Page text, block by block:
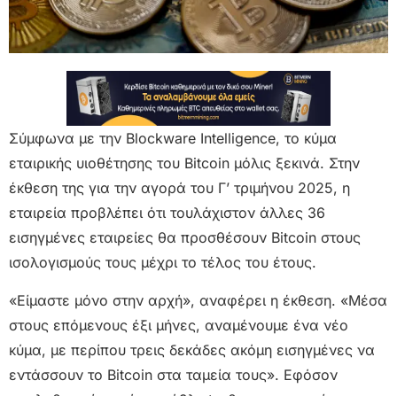
Σύμφωνα με την Blockware Intelligence, το κύμα
εταιρικής υιοθέτησης του Bitcoin μόλις ξεκινά. Στην
έκθεση της για την αγορά του Γ’ τριμήνου 2025, η
εταιρεία προβλέπει ότι τουλάχιστον άλλες 36
εισηγμένες εταιρείες θα προσθέσουν Bitcoin στους
ισολογισμούς τους μέχρι το τέλος του έτους.
«Είμαστε μόνο στην αρχή», αναφέρει η έκθεση. «Μέσα
στους επόμενους έξι μήνες, αναμένουμε ένα νέο
κύμα, με περίπου τρεις δεκάδες ακόμη εισηγμένες να
εντάσσουν το Bitcoin στα ταμεία τους». Εφόσον